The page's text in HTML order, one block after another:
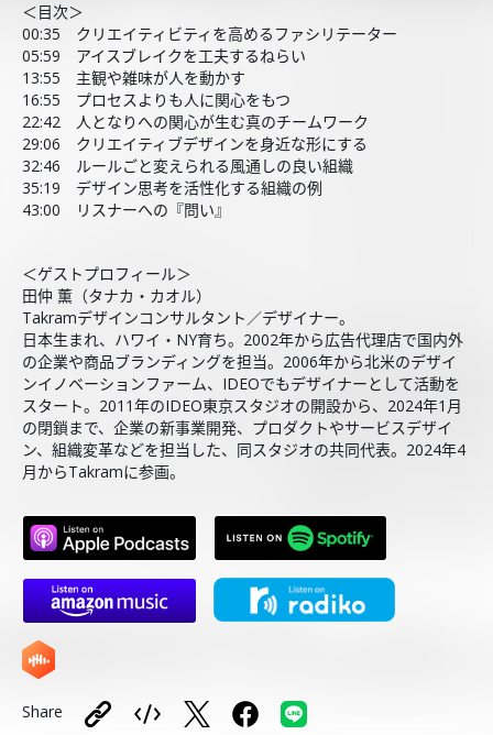
＜目次＞
00:35 クリエイティビティを高めるファシリテーター
05:59 アイスブレイクを工夫するねらい
13:55 主観や雑味が人を動かす
16:55 プロセスよりも人に関心をもつ
22:42 人となりへの関心が生む真のチームワーク
29:06 クリエイティブデザインを身近な形にする
32:46 ルールごと変えられる風通しの良い組織
35:19 デザイン思考を活性化する組織の例
43:00 リスナーへの『問い』
＜ゲストプロフィール＞
田仲 薫（タナカ・カオル）
Takramデザインコンサルタント／デザイナー。
日本生まれ、ハワイ・NY育ち。2002年から広告代理店で国内外
の企業や商品ブランディングを担当。2006年から北米のデザイ
ンイノベーションファーム、IDEOでもデザイナーとして活動を
スタート。2011年のIDEO東京スタジオの開設から、2024年1月
の閉鎖まで、企業の新事業開発、プロダクトやサービスデザイ
ン、組織変革などを担当した、同スタジオの共同代表。2024年4
月からTakramに参画。
Share